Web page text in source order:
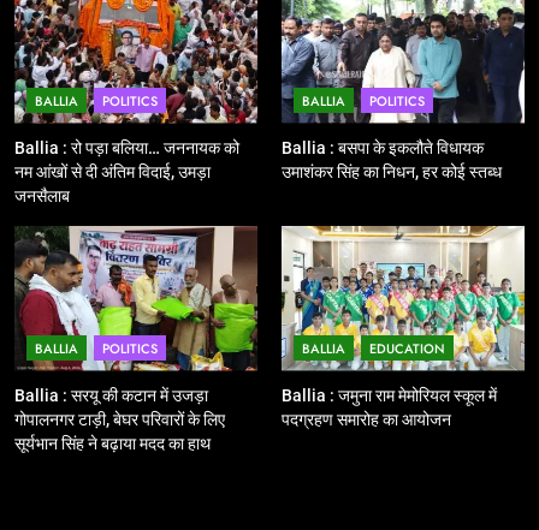
और कानपुर के लिए बस सेवाओं का
शुभारंभ, सांसद नीरज शेखर ने दिखाई हरी
झंडी
BALLIA NATIONAL
11
बिहार विस चुनाव : सभी 90 हजार 712
बूथों से लाइव वेब कास्टिंग की तैयारी
12
Ballia : बलिया रेलवे स्टेशन का अपर
महाप्रबंधक ने किया निरीक्षण
BALLIA NATIONAL
13
BALLIA POLITICS
Ballia : रो पड़ा बलिया… जननायक को
नम आंखों से दी अंतिम विदाई, उमड़ा
जनसैलाब
BALLIA POLITICS
Ballia : बसपा के इकलौते विधायक
उमाशंकर सिंह का निधन, हर कोई स्तब्ध
BALLIA POLITICS
Ballia : सरयू की कटान में उजड़ा
गोपालनगर टाड़ी, बेघर परिवारों के लिए
सूर्यभान सिंह ने बढ़ाया मदद का हाथ
BALLIA EDUCATION
Ballia : जमुना राम मेमोरियल स्कूल में
पदग्रहण समारोह का आयोजन